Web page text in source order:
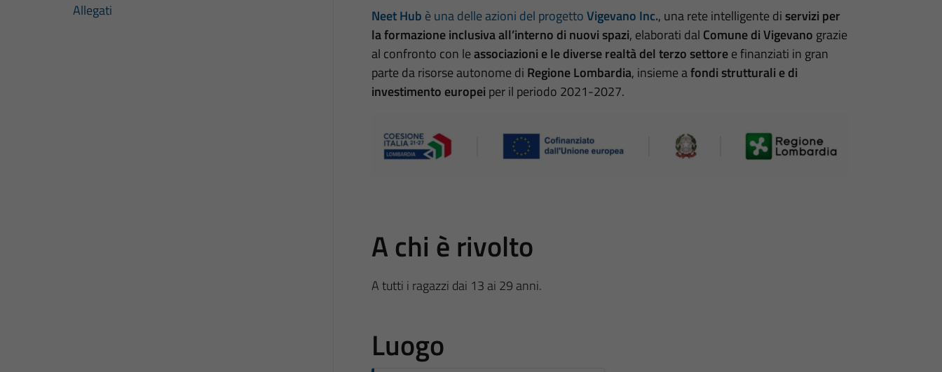
Allegati
Neet Hub è una delle azioni del progettoVigevano Inc., una rete intelligente di servizi per
la formazione inclusiva all’interno di nuovi spazi, elaborati dal Comune di Vigevano grazie
al confronto con leassociazioni e le diverse realtà del terzo settoree finanziati in gran
parte da risorse autonome di Regione Lombardia, insieme afondi strutturali e di
investimento europei per il periodo 2021-2027.
A chi è rivolto
A tutti i ragazzi dai 13 ai 29 anni.
Luogo